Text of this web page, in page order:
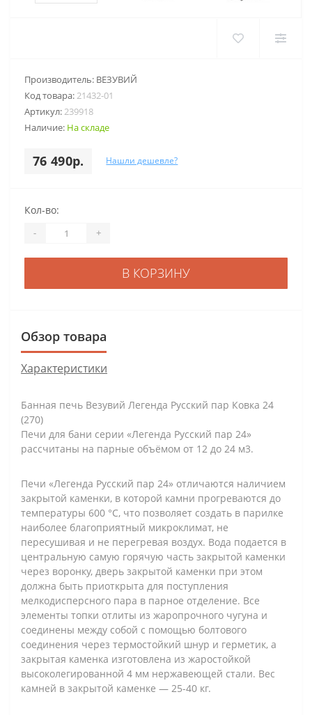
Производитель: ВЕЗУВИЙ
Код товара:21432-01
Артикул:239918
Наличие: На складе
76 490р. Нашли дешевле?
Кол-во:
- +
В КОРЗИНУ
Обзор товара
Характеристики
Банная печь Везувий Легенда Русский пар Ковка 24
(270)
Печи для бани серии «Легенда Русский пар 24»
рассчитаны на парные объёмом от 12 до 24 м3.
Печи «Легенда Русский пар 24» отличаются наличием
закрытой каменки, в которой камни прогреваются до
температуры 600 °С, что позволяет создать в парилке
наиболее благоприятный микроклимат, не
пересушивая и не перегревая воздух. Вода подается в
центральную самую горячую часть закрытой каменки
через воронку, дверь закрытой каменки при этом
должна быть приоткрыта для поступления
мелкодисперсного пара в парное отделение. Все
элементы топки отлиты из жаропрочного чугуна и
соединены между собой с помощью болтового
соединения через термостойкий шнур и герметик, а
закрытая каменка изготовлена из жаростойкой
высоколегированной 4 мм нержавеющей стали. Вес
камней в закрытой каменке — 25-40 кг.